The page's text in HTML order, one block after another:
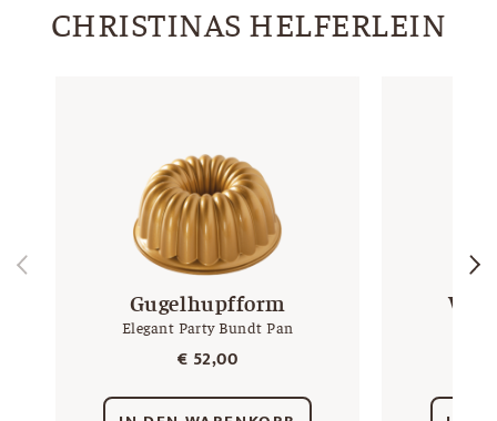
CHRISTINAS HELFERLEIN
Gugelhupfform
Elegant Party Bundt Pan
€ 52,00